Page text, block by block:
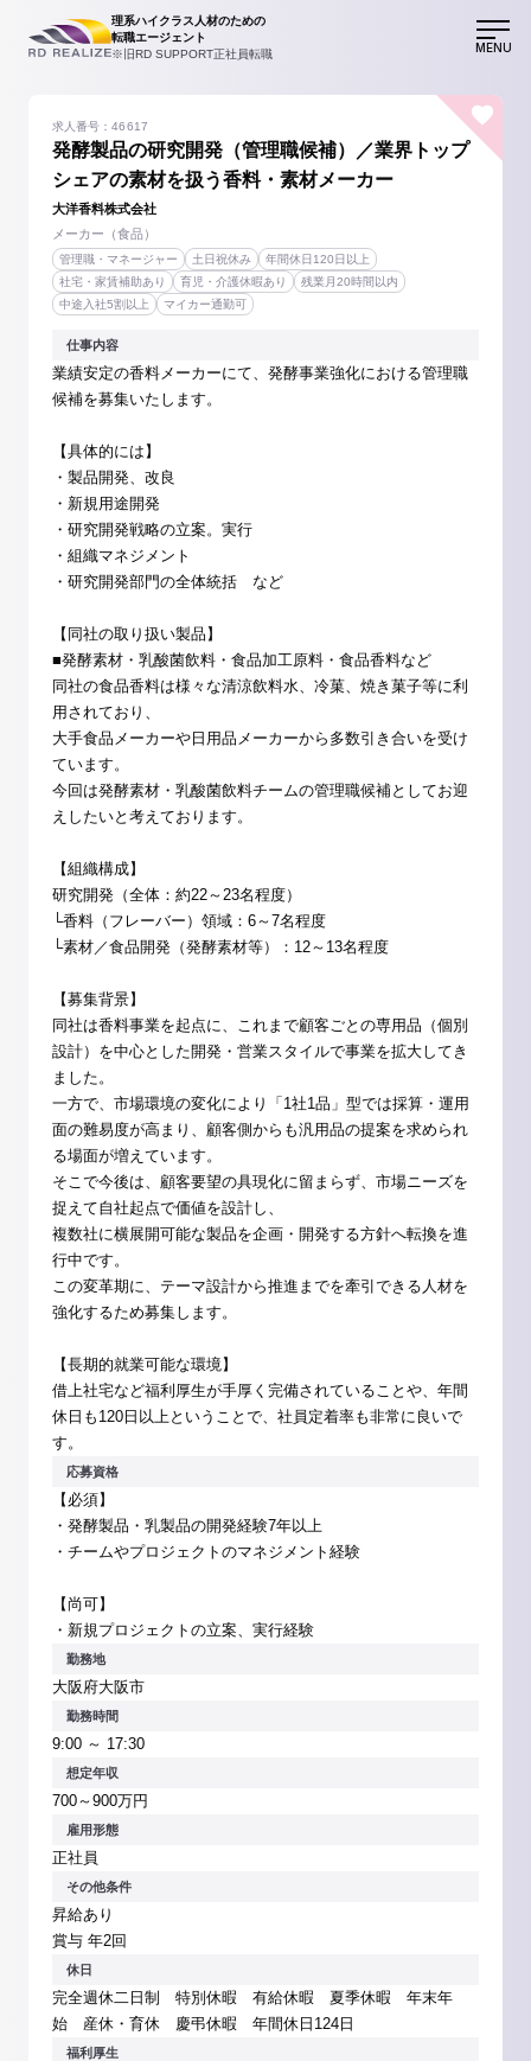
理系ハイクラス人材のための
転職エージェント
※旧RD SUPPORT正社員転職
MENU
発酵製品の研究開発（管理職候補）／業界トップ
シェアの素材を扱う香料・素材メーカー
求人番号：46617
大洋香料株式会社
メーカー（食品）
管理職・マネージャー 土日祝休み
年間休日120日以上
社宅・家賃補助あり
育児・介護休暇あり
残業月20時間以内
中途入社5割以上
マイカー通勤可
仕事内容
業績安定の香料メーカーにて、発酵事業強化における管理職
候補を募集いたします。
【具体的には】
・製品開発、改良
・新規用途開発
・研究開発戦略の立案。実行
・組織マネジメント
・研究開発部門の全体統括 など
【同社の取り扱い製品】
■発酵素材・乳酸菌飲料・食品加工原料・食品香料など
同社の食品香料は様々な清涼飲料水、冷菓、焼き菓子等に利
用されており、
大手食品メーカーや日用品メーカーから多数引き合いを受け
ています。
今回は発酵素材・乳酸菌飲料チームの管理職候補としてお迎
えしたいと考えております。
【組織構成】
研究開発（全体：約22～23名程度）
└香料（フレーバー）領域：6～7名程度
└素材／食品開発（発酵素材等）：12～13名程度
【募集背景】
同社は香料事業を起点に、これまで顧客ごとの専用品（個別
設計）を中心とした開発・営業スタイルで事業を拡大してき
ました。
一方で、市場環境の変化により「1社1品」型では採算・運用
面の難易度が高まり、顧客側からも汎用品の提案を求められ
る場面が増えています。
そこで今後は、顧客要望の具現化に留まらず、市場ニーズを
捉えて自社起点で価値を設計し、
複数社に横展開可能な製品を企画・開発する方針へ転換を進
行中です。
この変革期に、テーマ設計から推進までを牽引できる人材を
強化するため募集します。
【長期的就業可能な環境】
借上社宅など福利厚生が手厚く完備されていることや、年間
休日も120日以上ということで、社員定着率も非常に良いで
す。
応募資格
【必須】
・発酵製品・乳製品の開発経験7年以上
・チームやプロジェクトのマネジメント経験
【尚可】
・新規プロジェクトの立案、実行経験
勤務地
大阪府大阪市
勤務時間
9:00 ～ 17:30
想定年収
700～900万円
雇用形態
正社員
その他条件
昇給あり
賞与 年2回
休日
完全週休二日制 特別休暇 有給休暇 夏季休暇 年末年
始 産休・育休 慶弔休暇 年間休日124日
福利厚生